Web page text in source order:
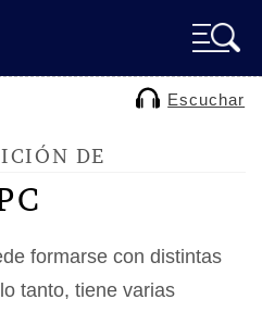
Escuchar
DE
formarse con distintas
tanto, tiene varias